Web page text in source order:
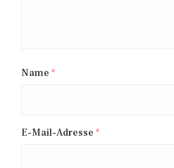
Name *
E-Mail-Adresse *